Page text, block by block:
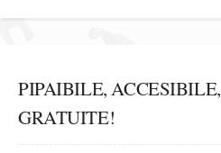
PIPAIBILE, ACCESIBILE,
GRATUITE!